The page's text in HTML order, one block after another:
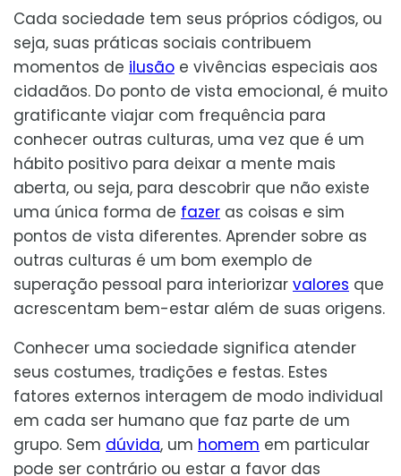
Cada sociedade tem seus próprios códigos, ou
seja, suas práticas sociais contribuem
momentos de ilusão e vivências especiais aos
cidadãos. Do ponto de vista emocional, é muito
gratificante viajar com frequência para
conhecer outras culturas, uma vez que é um
hábito positivo para deixar a mente mais
aberta, ou seja, para descobrir que não existe
uma única forma de fazer as coisas e sim
pontos de vista diferentes. Aprender sobre as
outras culturas é um bom exemplo de
superação pessoal para interiorizar valores que
acrescentam bem-estar além de suas origens.
Conhecer uma sociedade significa atender
seus costumes, tradições e festas. Estes
fatores externos interagem de modo individual
em cada ser humano que faz parte de um
grupo. Sem dúvida, um homem em particular
pode ser contrário ou estar a favor das